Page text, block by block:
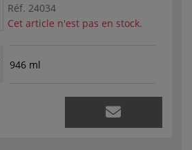
Réf. 24034
Cet article n'est pas en stock.
946 ml